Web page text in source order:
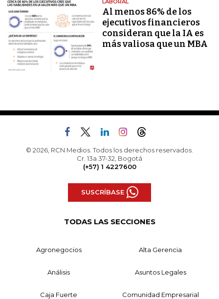
LABORAL
Al menos 86% de los
ejecutivos financieros
consideran que la IA es
más valiosa que un MBA
© 2026, RCN Medios. Todos los derechos reservados.
Cr. 13a 37-32, Bogotá
(+57) 1 4227600
SUSCRÍBASE
TODAS LAS SECCIONES
Agronegocios Alta Gerencia
Análisis Asuntos Legales
Caja Fuerte Comunidad Empresarial